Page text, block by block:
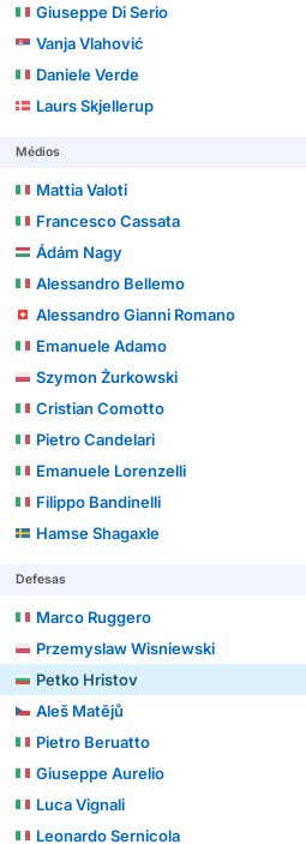
Giuseppe Di Serio
Vanja Vlahović
Daniele Verde
Laurs Skjellerup
Médios
Mattia Valoti
Francesco Cassata
Ádám Nagy
Alessandro Bellemo
Alessandro Gianni Romano
Emanuele Adamo
Szymon Żurkowski
Cristian Comotto
Pietro Candelari
Emanuele Lorenzelli
Filippo Bandinelli
Hamse Shagaxle
Defesas
Marco Ruggero
Przemyslaw Wisniewski
Petko Hristov
Aleš Matějů
Pietro Beruatto
Giuseppe Aurelio
Luca Vignali
Leonardo Sernicola